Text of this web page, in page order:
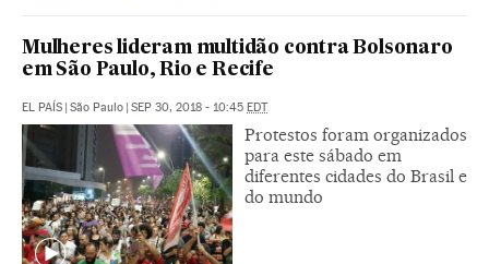
Mulheres lideram multidão contra Bolsonaro
em São Paulo, Rio e Recife
EL PAÍS | São Paulo | SEP 30, 2018 - 10:45 EDT
Protestos foram organizados
para este sábado em
diferentes cidades do Brasil e
do mundo